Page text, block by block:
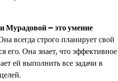
Мурадовой – это умение
всегда строго планирует свой
его. Она знает, что эффективное
ей выполнить все задачи в